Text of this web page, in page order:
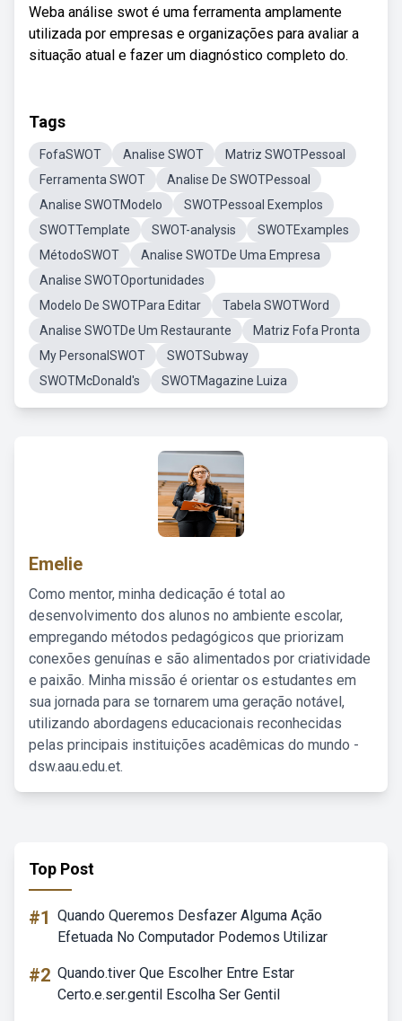
Weba análise swot é uma ferramenta amplamente
utilizada por empresas e organizações para avaliar a
situação atual e fazer um diagnóstico completo do.
Tags
FofaSWOT Analise SWOT
Matriz SWOTPessoal
Ferramenta SWOT
Analise De SWOTPessoal
Analise SWOTModelo
SWOTPessoal Exemplos
SWOTTemplate
SWOT-analysis
SWOTExamples
MétodoSWOT
Analise SWOTDe Uma Empresa
Analise SWOTOportunidades
Modelo De SWOTPara Editar
Tabela SWOTWord
Analise SWOTDe Um Restaurante
Matriz Fofa Pronta
My PersonalSWOT
SWOTSubway
SWOTMcDonald's
SWOTMagazine Luiza
Emelie
Como mentor, minha dedicação é total ao
desenvolvimento dos alunos no ambiente escolar,
empregando métodos pedagógicos que priorizam
conexões genuínas e são alimentados por criatividade
e paixão. Minha missão é orientar os estudantes em
sua jornada para se tornarem uma geração notável,
utilizando abordagens educacionais reconhecidas
pelas principais instituições acadêmicas do mundo -
dsw.aau.edu.et.
Top Post
#1 Quando Queremos Desfazer Alguma Ação
Efetuada No Computador Podemos Utilizar
#2 Quando.tiver Que Escolher Entre Estar
Certo.e.ser.gentil Escolha Ser Gentil